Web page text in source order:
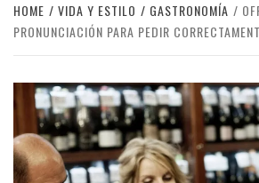
HOME VIDA Y ESTILO GASTRONOMÍA
PRONUNCIACIÓN PARA PEDIR